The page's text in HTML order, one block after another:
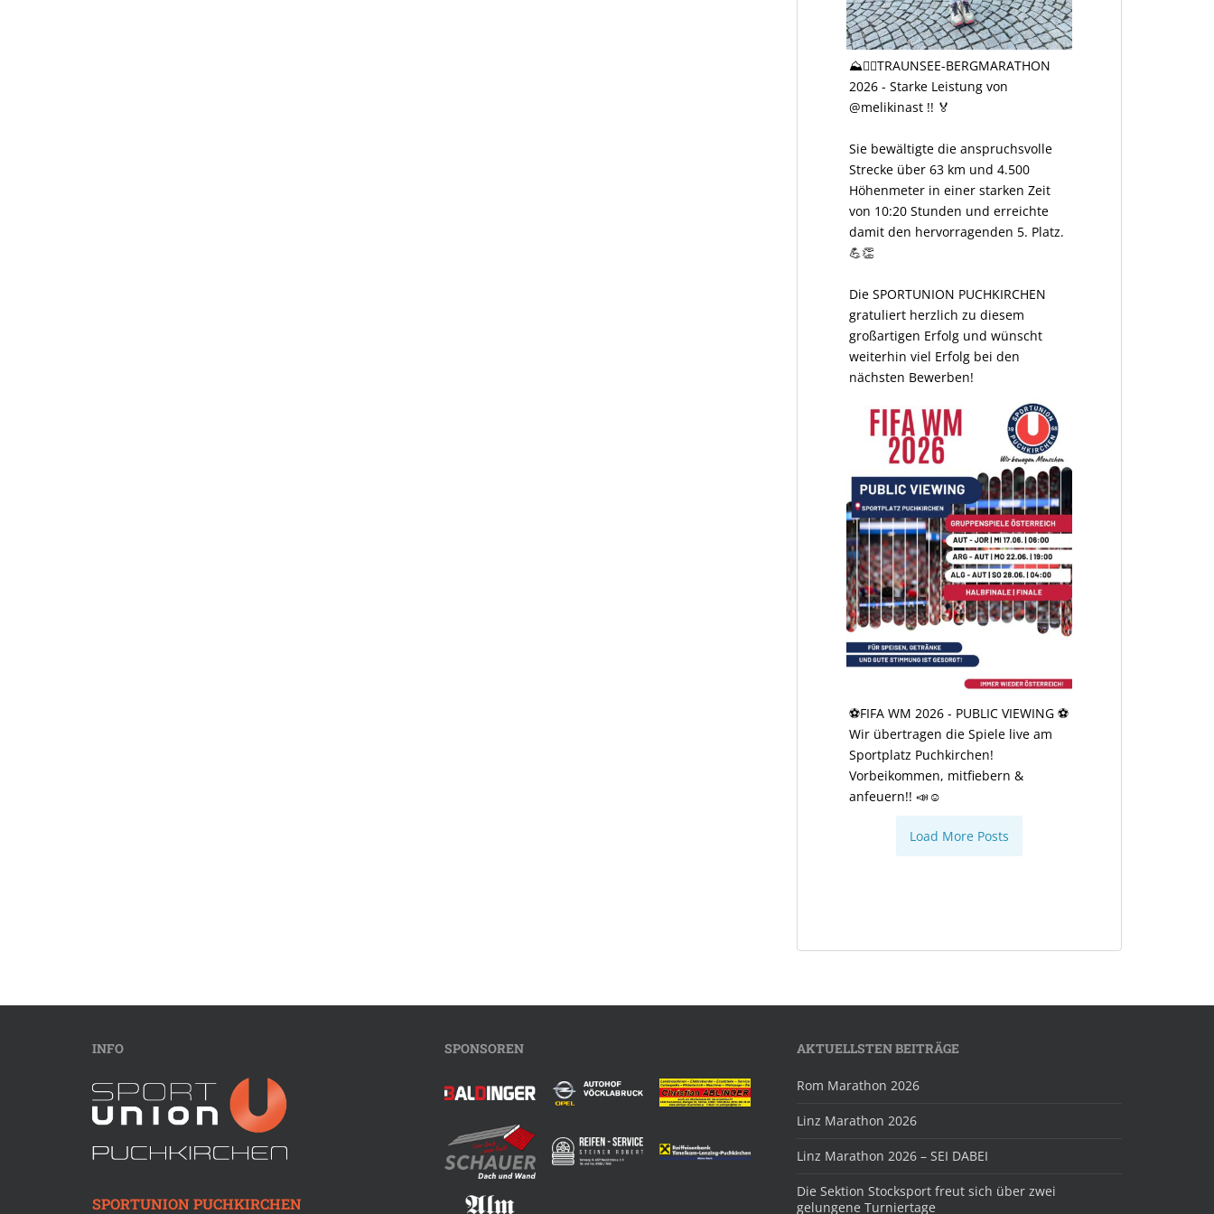
⛰️🏃‍♀️TRAUNSEE-BERGMARATHON
2026 - Starke Leistung von
@melikinast !! 🏅
Sie bewältigte die anspruchsvolle
Strecke über 63 km und 4.500
Höhenmeter in einer starken Zeit
von 10:20 Stunden und erreichte
damit den hervorragenden 5. Platz.
💪👏
Die SPORTUNION PUCHKIRCHEN
gratuliert herzlich zu diesem
großartigen Erfolg und wünscht
weiterhin viel Erfolg bei den
nächsten Bewerben!
⚽️FIFA WM 2026 - PUBLIC VIEWING ⚽️
Wir übertragen die Spiele live am
Sportplatz Puchkirchen!
Vorbeikommen, mitfiebern &
anfeuern!! 📣☺️
Load More Posts
INFO
SPORTUNION PUCHKIRCHEN
SPONSOREN AKTUELLSTEN BEITRÄGE
Rom Marathon 2026
Linz Marathon 2026
Linz Marathon 2026 – SEI DABEI
Die Sektion Stocksport freut sich über zwei
gelungene Turniertage